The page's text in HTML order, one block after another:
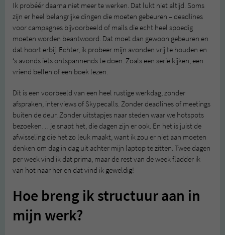
Ik probéér daarna niet meer te werken. Dat lukt niet altijd. Soms
zijn er heel belangrijke dingen die moeten gebeuren – deadlines
voor campagnes bijvoorbeeld of mails die echt heel spoedig
moeten worden beantwoord. Dat moet dan gewoon gebeuren en
dat hoort erbij. Echter, ik probeer mijn avonden vrij te houden en
‘s avonds iets ontspannends te doen. Zoals een serie kijken, een
vriend bellen of een boek lezen.
Dit is een voorbeeld van een heel rustige werkdag, zonder
afspraken, interviews of Skypecalls. Zonder deadlines of meetings
buiten de deur. Zonder uitstapjes naar steden waar we hotspots
bezoeken… je snapt het, die dagen zijn er ook. En het is juist de
afwisseling die het zo leuk maakt, want ik zou er niet aan moeten
denken om dag in dag uit achter mijn laptop te zitten. Twee dagen
per week vind ik dat prima, maar de rest van de week fladder ik
van hot naar her en dat vind ik geweldig!
Hoe breng ik structuur aan in
mijn werk?